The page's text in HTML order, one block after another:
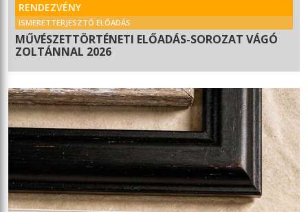
RENDEZVÉNY
ISMERETTERJESZTŐ ELŐADÁS
MŰVÉSZETTÖRTÉNETI ELŐADÁS-SOROZAT VÁGÓ
ZOLTÁNNAL 2026